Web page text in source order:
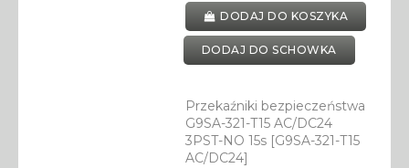
DODAJ DO KOSZYKA
DODAJ DO SCHOWKA
Przekaźniki bezpieczeństwa
G9SA-321-T15 AC/DC24
3PST-NO 15s [G9SA-321-T15
AC/DC24]